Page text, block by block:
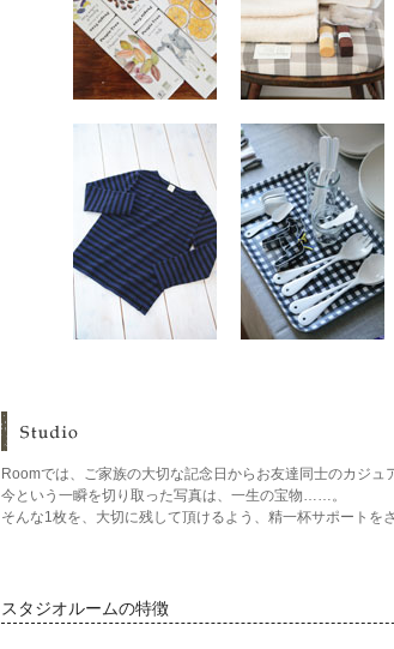
Studio
Room
に
い
て
Roomでは、ご家族の大切な記念日からお友達同士のカジ
今という一瞬を切り取った写真は、一生の宝物……。
そんな1枚を、大切に残して頂けるよう、精一杯サポートを
スタジオルームの特徴